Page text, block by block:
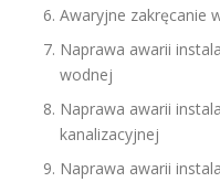
Awaryjne zakręcanie
Naprawa awarii
wodnej
Naprawa awarii
kanalizacyjnej
Naprawa awarii